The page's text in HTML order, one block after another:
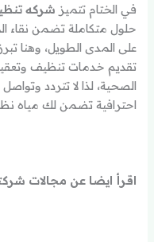
في الختام تتميز شركه
حلول متكاملة تضمن نقاء
على المدى الطويل، وهنا
تقديم خدمات تنظيف
الصحية، لذا لا تتردد
احترافية تضمن لك مياه
اقرأ ايضا عن مجالات